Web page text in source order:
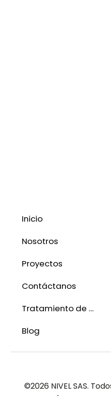
Inicio
Nosotros
Proyectos
Contáctanos
Tratamiento de datos
Blog
©2026 NIVEL SAS.